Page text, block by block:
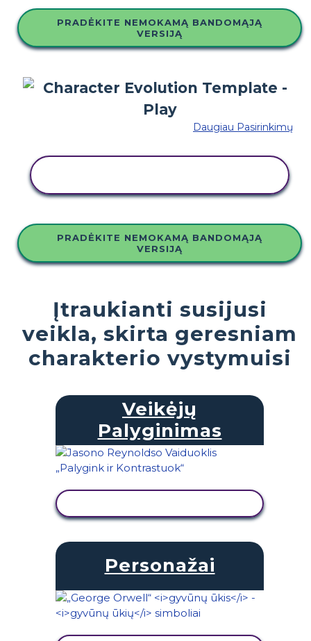
PRADĖKITE NEMOKAMĄ BANDOMĄJĄ
VERSIJĄ
Daugiau Pasirinkimų
PRADĖKITE NEMOKAMĄ BANDOMĄJĄ
VERSIJĄ
Įtraukianti susijusi
veikla, skirta geresniam
charakterio vystymuisi
Veikėjų
Palyginimas
Personažai